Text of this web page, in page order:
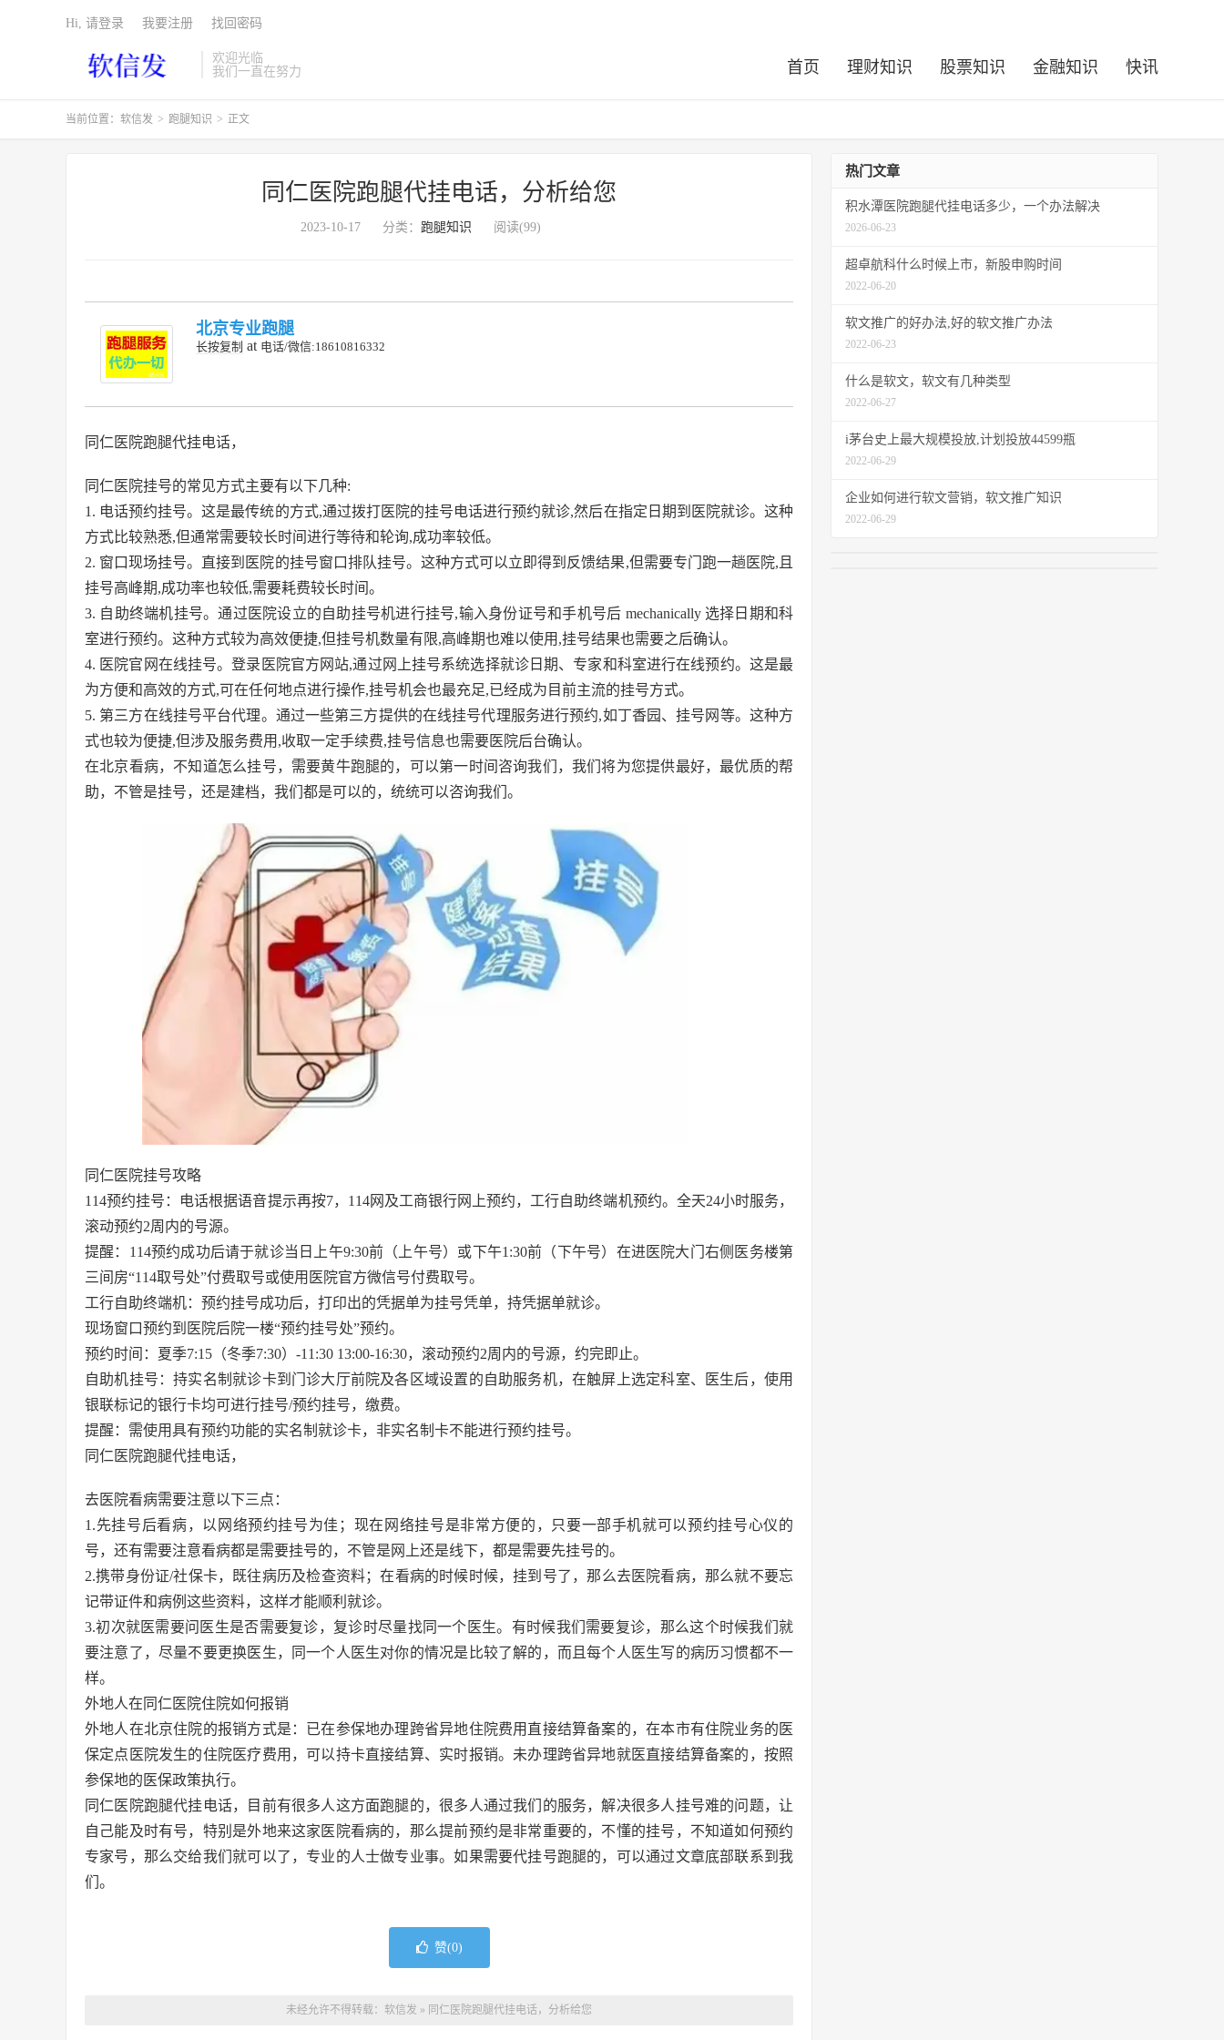
欢迎光临
我们一直在努力
首页 理财知识 股票知识 金融知识 快讯
Hi, 请登录 我要注册 找回密码
当前位置： 软信发 > 跑腿知识 > 正文
同仁医院跑腿代挂电话，分析给您
2023-10-17 分类： 跑腿知识 阅读(99)
北京专业跑腿
长按复制 at 电话/微信:18610816332
同仁医院跑腿代挂电话，
同仁医院挂号的常见方式主要有以下几种:
1. 电话预约挂号。这是最传统的方式,通过拨打医院的挂号电话进行预约就诊,然后在指定日期到医院就诊。这种
方式比较熟悉,但通常需要较长时间进行等待和轮询,成功率较低。
2. 窗口现场挂号。直接到医院的挂号窗口排队挂号。这种方式可以立即得到反馈结果,但需要专门跑一趟医院,且
挂号高峰期,成功率也较低,需要耗费较长时间。
3. 自助终端机挂号。通过医院设立的自助挂号机进行挂号,输入身份证号和手机号后 mechanically 选择日期和科
室进行预约。这种方式较为高效便捷,但挂号机数量有限,高峰期也难以使用,挂号结果也需要之后确认。
4. 医院官网在线挂号。登录医院官方网站,通过网上挂号系统选择就诊日期、专家和科室进行在线预约。这是最
为方便和高效的方式,可在任何地点进行操作,挂号机会也最充足,已经成为目前主流的挂号方式。
5. 第三方在线挂号平台代理。通过一些第三方提供的在线挂号代理服务进行预约,如丁香园、挂号网等。这种方
式也较为便捷,但涉及服务费用,收取一定手续费,挂号信息也需要医院后台确认。
在北京看病，不知道怎么挂号，需要黄牛跑腿的，可以第一时间咨询我们，我们将为您提供最好，最优质的帮
助，不管是挂号，还是建档，我们都是可以的，统统可以咨询我们。
同仁医院挂号攻略
114预约挂号：电话根据语音提示再按7，114网及工商银行网上预约，工行自助终端机预约。全天24小时服务，
滚动预约2周内的号源。
提醒：114预约成功后请于就诊当日上午9:30前（上午号）或下午1:30前（下午号）在进医院大门右侧医务楼第
三间房“114取号处”付费取号或使用医院官方微信号付费取号。
工行自助终端机：预约挂号成功后，打印出的凭据单为挂号凭单，持凭据单就诊。
现场窗口预约到医院后院一楼“预约挂号处”预约。
预约时间：夏季7:15（冬季7:30）-11:30 13:00-16:30，滚动预约2周内的号源，约完即止。
自助机挂号：持实名制就诊卡到门诊大厅前院及各区域设置的自助服务机，在触屏上选定科室、医生后，使用
银联标记的银行卡均可进行挂号/预约挂号，缴费。
提醒：需使用具有预约功能的实名制就诊卡，非实名制卡不能进行预约挂号。
同仁医院跑腿代挂电话，
去医院看病需要注意以下三点：
1.先挂号后看病，以网络预约挂号为佳；现在网络挂号是非常方便的，只要一部手机就可以预约挂号心仪的
号，还有需要注意看病都是需要挂号的，不管是网上还是线下，都是需要先挂号的。
2.携带身份证/社保卡，既往病历及检查资料；在看病的时候时候，挂到号了，那么去医院看病，那么就不要忘
记带证件和病例这些资料，这样才能顺利就诊。
3.初次就医需要问医生是否需要复诊，复诊时尽量找同一个医生。有时候我们需要复诊，那么这个时候我们就
要注意了，尽量不要更换医生，同一个人医生对你的情况是比较了解的，而且每个人医生写的病历习惯都不一
样。
外地人在同仁医院住院如何报销
外地人在北京住院的报销方式是：已在参保地办理跨省异地住院费用直接结算备案的，在本市有住院业务的医
保定点医院发生的住院医疗费用，可以持卡直接结算、实时报销。未办理跨省异地就医直接结算备案的，按照
参保地的医保政策执行。
同仁医院跑腿代挂电话，目前有很多人这方面跑腿的，很多人通过我们的服务，解决很多人挂号难的问题，让
自己能及时有号，特别是外地来这家医院看病的，那么提前预约是非常重要的，不懂的挂号，不知道如何预约
专家号，那么交给我们就可以了，专业的人士做专业事。如果需要代挂号跑腿的，可以通过文章底部联系到我
们。
赞(0)
未经允许不得转载： 软信发 » 同仁医院跑腿代挂电话，分析给您
热门文章
积水潭医院跑腿代挂电话多少，一个办法解决
2026-06-23
超卓航科什么时候上市，新股申购时间
2022-06-20
软文推广的好办法,好的软文推广办法
2022-06-23
什么是软文，软文有几种类型
2022-06-27
i茅台史上最大规模投放,计划投放44599瓶
2022-06-29
企业如何进行软文营销，软文推广知识
2022-06-29